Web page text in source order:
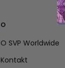
O
O SVP Worldwide
Kontakt